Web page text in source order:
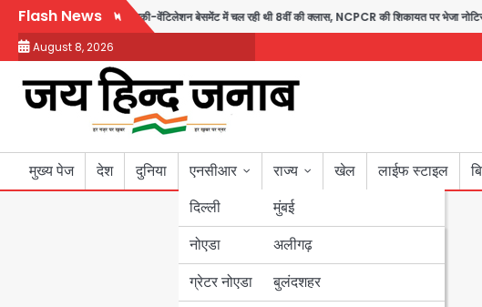
Skip
content
Flash News
स्कूल में बिना खिड़की-वेंटिलेशन बेसमेंट में चल रही थी 8वीं की क्लास, NCPCR की शिकायत पर भेजा नोटिस
August 8, 2026
मुख्य पेज देश दुनिया
एनसीआर
दिल्ली
नोएडा
ग्रेटर नोएडा
राज्य
मुंबई
उत्तर प्रदेश
अलीगढ़
बुलंदशहर
बिहार
खेल लाईफ स्टाइल